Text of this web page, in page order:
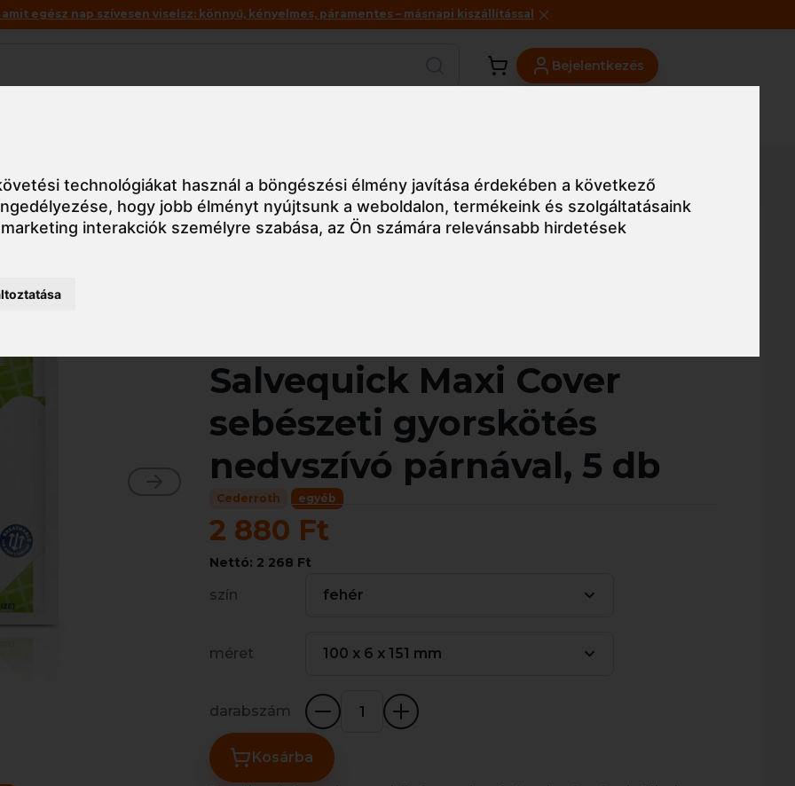
technológiákat használ a böngészési élmény javítása érdekében a következő
, hogy jobb élményt nyújtsunk a weboldalon,termékeink és szolgáltatásaink
interakciók személyre szabása,az Ön számára relevánsabb hirdetések
egész nap szívesen viselsz: könnyű, kényelmes, páramentes – másnapi kiszállítással
Bejelentkezés
Salvequick Maxi Cover
sebészeti gyorskötés
nedvszívó párnával, 5 db
Cederroth egyéb
2 880 Ft
Nettó: 2 268 Ft
szín fehér
méret 100 x 6 x 151 mm
darabszám
Kosárba